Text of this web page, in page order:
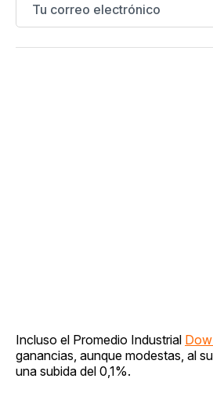
Incluso el Promedio Industrial
ganancias, aunque modestas, al
una subida del 0,1%.